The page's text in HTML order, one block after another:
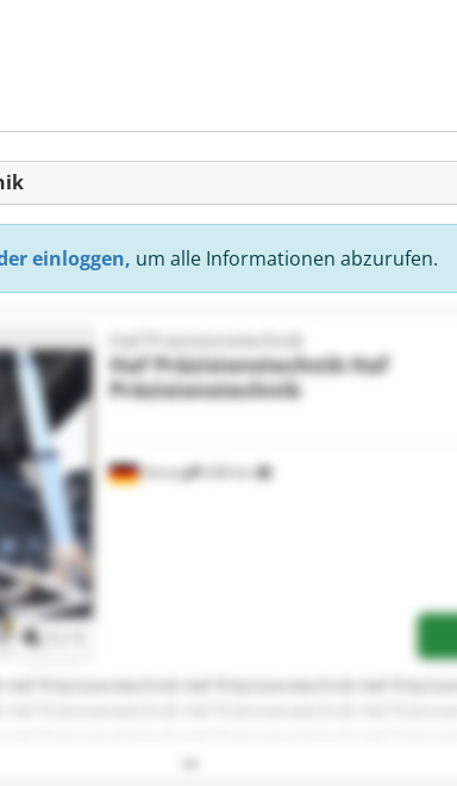
einloggen, um alle Informationen abzurufen.
Aitrang
Haf Präzisionstechnik
Haf PräzisionstechnikHaf
Präzisionstechnik
Haf Präzisionstechnik Haf Präzisionstechnik Haf